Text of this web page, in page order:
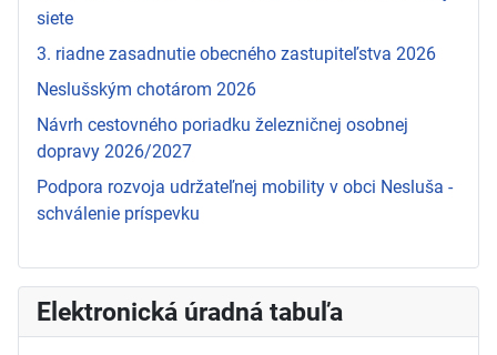
siete
3. riadne zasadnutie obecného zastupiteľstva 2026
Neslušským chotárom 2026
Návrh cestovného poriadku železničnej osobnej
dopravy 2026/2027
Podpora rozvoja udržateľnej mobility v obci Nesluša -
schválenie príspevku
Elektronická úradná tabuľa